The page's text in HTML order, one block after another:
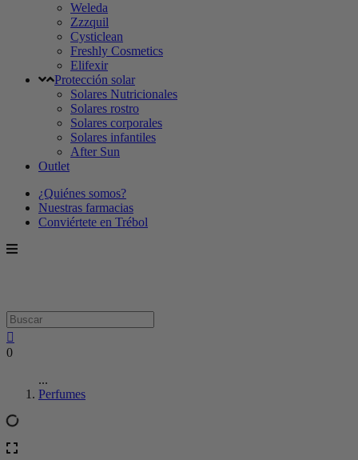
Weleda
Zzzquil
Cysticlean
Freshly Cosmetics
Elifexir
Protección solar
Solares Nutricionales
Solares rostro
Solares corporales
Solares infantiles
After Sun
Outlet
¿Quiénes somos?
Nuestras farmacias
Conviértete en Trébol
0
...
Perfumes